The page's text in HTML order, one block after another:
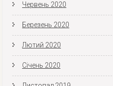
Червень 2020
Березень 2020
Лютий 2020
Січень 2020